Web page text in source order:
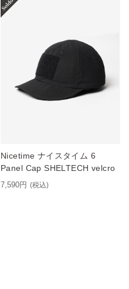
Nicetime ナイスタイム 6
Panel Cap SHELTECH velcro
7,590円 (税込)